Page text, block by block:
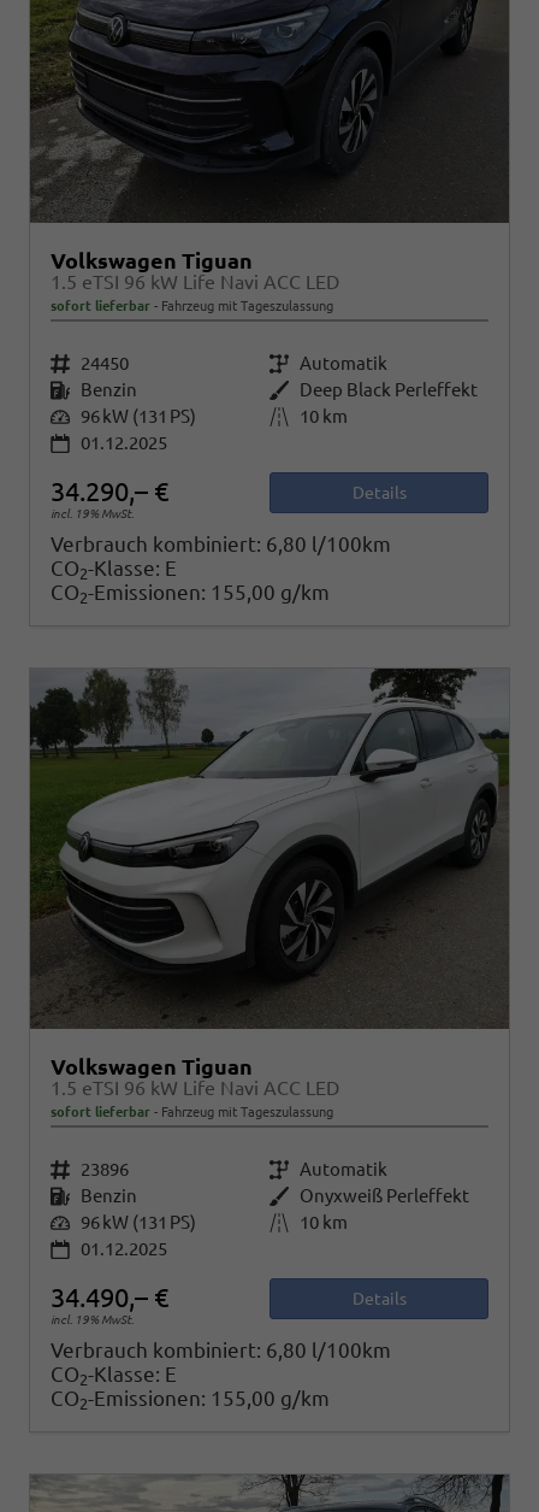
Volkswagen Tiguan
1.5 eTSI 96 kW Life Navi ACC LED
sofort lieferbar Fahrzeug mit Tageszulassung
Fahrzeugnr. 24450 Getriebe Automatik
Kraftstoff Benzin Außenfarbe Deep Black Perleffekt
Leistung 96 kW (131 PS) Kilometerstand
10 km
01.12.2025
34.290,– €
incl. 19% MwSt.
Details
Verbrauch kombiniert: 6,80 l/100km
CO2-Klasse: E
CO2-Emissionen: 155,00 g/km
Volkswagen Tiguan
1.5 eTSI 96 kW Life Navi ACC LED
sofort lieferbar Fahrzeug mit Tageszulassung
Fahrzeugnr. 23896 Getriebe Automatik
Kraftstoff Benzin Außenfarbe Onyxweiß Perleffekt
Leistung 96 kW (131 PS) Kilometerstand
10 km
01.12.2025
34.490,– €
incl. 19% MwSt.
Details
Verbrauch kombiniert: 6,80 l/100km
CO2-Klasse: E
CO2-Emissionen: 155,00 g/km